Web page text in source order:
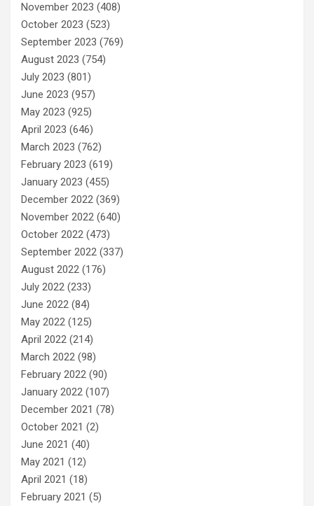
November 2023 (408)
October 2023 (523)
September 2023 (769)
August 2023 (754)
July 2023 (801)
June 2023 (957)
May 2023 (925)
April 2023 (646)
March 2023 (762)
February 2023 (619)
January 2023 (455)
December 2022 (369)
November 2022 (640)
October 2022 (473)
September 2022 (337)
August 2022 (176)
July 2022 (233)
June 2022 (84)
May 2022 (125)
April 2022 (214)
March 2022 (98)
February 2022 (90)
January 2022 (107)
December 2021 (78)
October 2021 (2)
June 2021 (40)
May 2021 (12)
April 2021 (18)
February 2021 (5)